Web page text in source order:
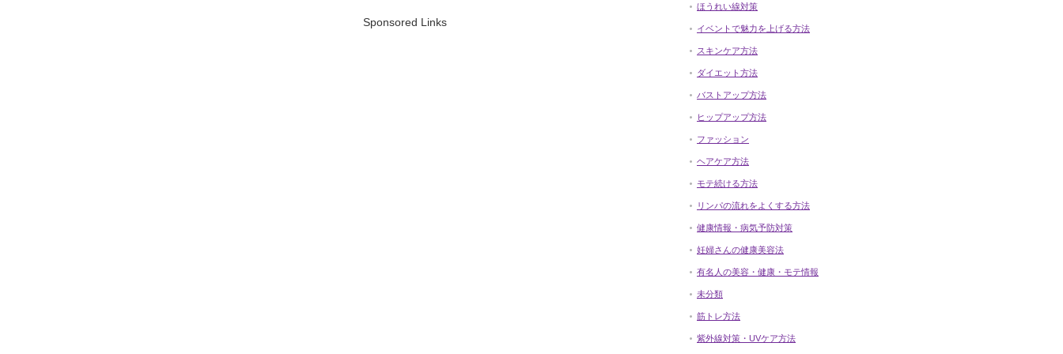
Sponsored Links
ほうれい線対策
イベントで魅力を上げる方法
スキンケア方法
ダイエット方法
バストアップ方法
ヒップアップ方法
ファッション
ヘアケア方法
モテ続ける方法
リンパの流れをよくする方法
健康情報・病気予防対策
妊婦さんの健康美容法
有名人の美容・健康・モテ情報
未分類
筋トレ方法
紫外線対策・UVケア方法